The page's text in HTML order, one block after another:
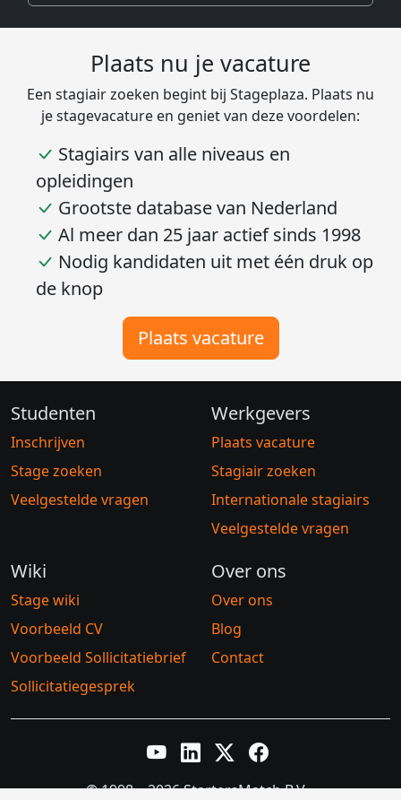
Plaats nu je vacature
Een stagiair zoeken begint bij Stageplaza. Plaats nu
je stagevacature en geniet van deze voordelen:
Stagiairs van alle niveaus en
opleidingen
Grootste database van Nederland
Al meer dan 25 jaar actief sinds 1998
Nodig kandidaten uit met één druk op
de knop
Plaats vacature
Studenten
Inschrijven
Stage zoeken
Veelgestelde vragen
Werkgevers
Plaats vacature
Stagiair zoeken
Internationale stagiairs
Veelgestelde vragen
Wiki
Stage wiki
Voorbeeld CV
Voorbeeld Sollicitatiebrief
Sollicitatiegesprek
Over ons
Over ons
Blog
Contact
YouTubeLinkedInTwitter XFacebook
© 1998 – 2026 StartersMatch B.V.